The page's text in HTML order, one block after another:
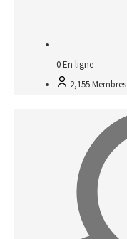
0En ligne
2,155Membres